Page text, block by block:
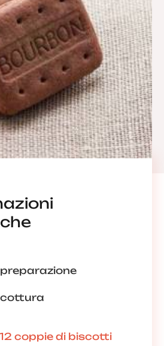
cottura
coppie di biscotti